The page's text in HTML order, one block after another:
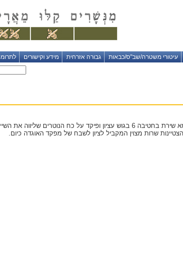
עיטורי משטרה/שב"ס/כבאות גבורה אזרחית מידע וקישורים
סג"ם אליהו בר חמא שירת בחטיבה 6 בגוש עציון ופיקד על כח הנוטרים
שרות מצוין המקביל לציון לשבח של מפקד האוגדה כיום.